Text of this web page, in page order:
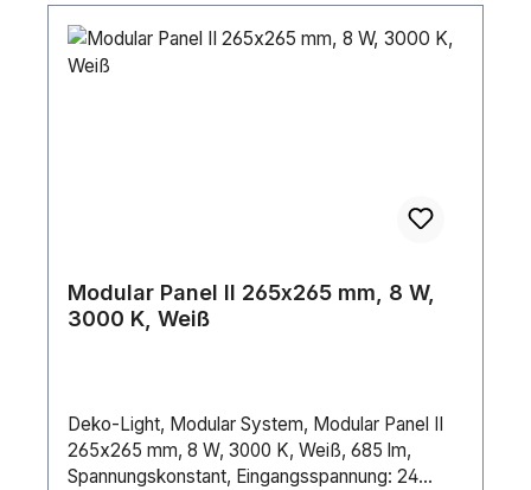
Modular Panel II 265x265 mm, 8 W,
3000 K, Weiß
Deko-Light, Modular System, Modular Panel II
265x265 mm, 8 W, 3000 K, Weiß, 685 lm,
Spannungskonstant, Eingangsspannung: 24